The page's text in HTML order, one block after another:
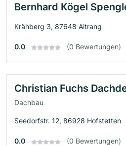
Bernhard Kögel
Krähberg 3, 87648 Aitrang
0.0 (0 Bewertungen)
Christian Fuchs
Dachbau
Seedorfstr. 12, 86928 Hofstetten
0.0 (0 Bewertungen)